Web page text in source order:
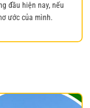
đầu hiện nay, nếu
ước của mình.